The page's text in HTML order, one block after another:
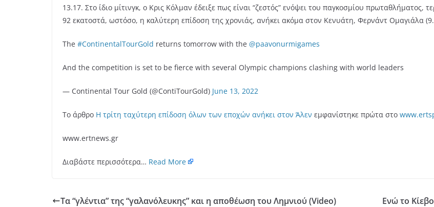
13.17. Στο ίδιο μίτινγκ, ο Κρις Κόλμαν έδειξε πως είναι “ζεστός” ενόψει του παγκοσμίου πρωταθλήματος,
92 εκατοστά, ωστόσο, η καλύτερη επίδοση της χρονιάς, ανήκει ακόμα στον Κενυάτη, Φερνάντ Ομαγιάλα
The #ContinentalTourGold returns tomorrow with the @paavonurmigames
And the competition is set to be fierce with several Olympic champions clashing with world leaders
— Continental Tour Gold (@ContiTourGold) June 13, 2022
Το άρθρο Η τρίτη ταχύτερη επίδοση όλων των εποχών ανήκει στον Άλεν εμφανίστηκε πρώτα στο
www.ertnews.gr
Διαβάστε περισσότερα… Read More
Τα “γλέντια” της “γαλανόλευκης” και η αποθέωση του Λημνιού (Video)
Ενώ το